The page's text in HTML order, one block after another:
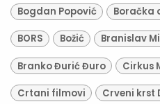
Bogdan Popović Boračka
BORS Božić Branislav
Branko Đurić Đuro Cirkus
Crtani filmovi Crveni krst